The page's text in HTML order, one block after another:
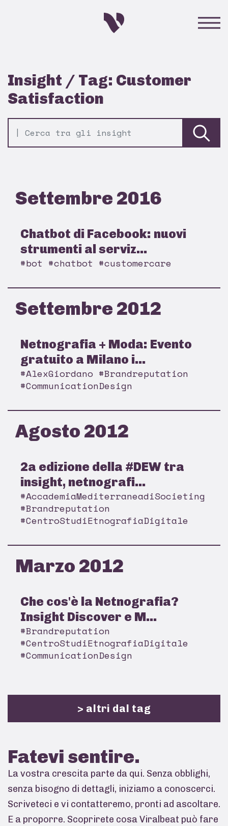
Insight / Tag: Customer
Satisfaction
Settembre 2016
Chatbot di Facebook: nuovi
strumenti al serviz...
#bot #chatbot #customercare
Settembre 2012
Netnografia + Moda: Evento
gratuito a Milano i...
#AlexGiordano #Brandreputation
#CommunicationDesign
Agosto 2012
2a edizione della #DEW tra
insight, netnografi...
#AccademiaMediterraneadiSocieting
#Brandreputation
#CentroStudiEtnografiaDigitale
Marzo 2012
Che cos'è la Netnografia?
Insight Discover e M...
#Brandreputation
#CentroStudiEtnografiaDigitale
#CommunicationDesign
> altri dal tag
Fatevi sentire.
La vostra crescita parte da qui. Senza obblighi,
senza bisogno di dettagli, iniziamo a conoscerci.
Scriveteci e vi contatteremo, pronti ad ascoltare.
E a proporre. Scoprirete cosa Viralbeat può fare